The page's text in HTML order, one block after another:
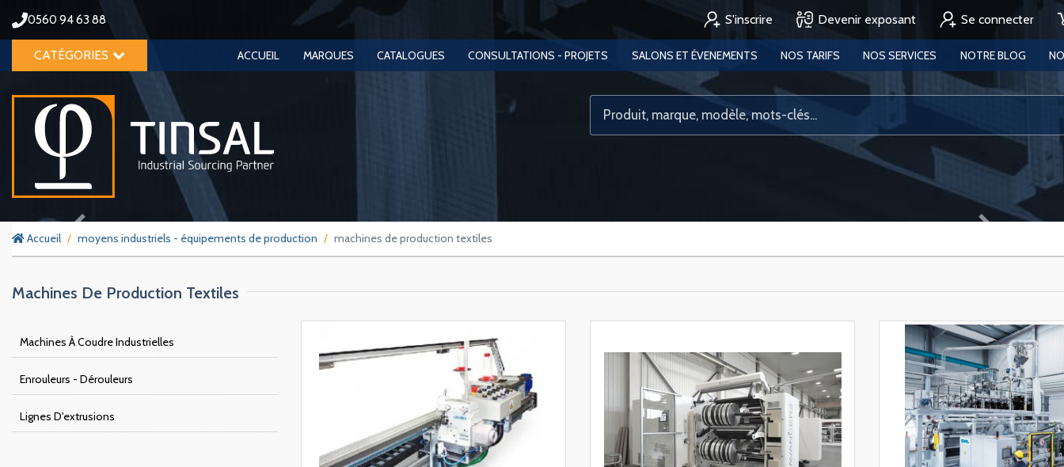
0560 94 63 88 S'inscrire Devenir exposant Se connecter
CATÉGORIES ACCUEIL MARQUES CATALOGUES CONSULTATIONS - PROJETS SALONS ET ÉVENEMENTS NOS TARIFS NOS SERVICES NOTRE BLOG
Accueil moyens industriels - équipements de production machines de production textiles
Machines De Production Textiles
Machines À Coudre Industrielles
Enrouleurs - Dérouleurs
Lignes D'extrusions